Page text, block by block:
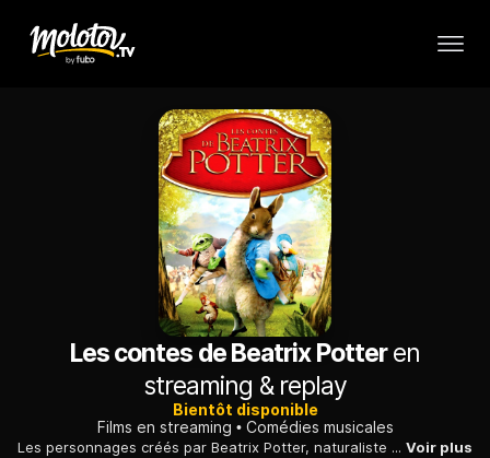
Les contes de Beatrix Potteren
streaming & replay
Bientôt disponible
Films en streaming
Comédies musicales
Les personnages créés par Beatrix Potter, naturaliste et écrivain britannique du XIXe siècle, prennent vie et se rassemblent pour un spectacle musical. Voir plus